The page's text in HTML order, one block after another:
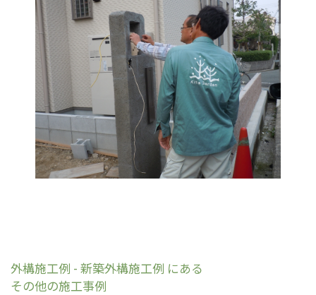
外構施工例 - 新築外構施工例 にある
その他の施工事例